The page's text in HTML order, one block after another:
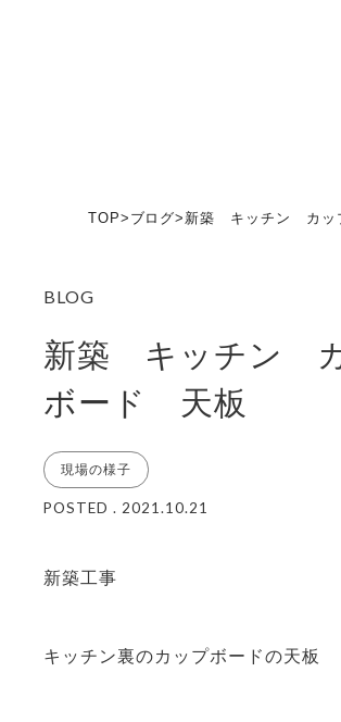
TOP> ブログ> 新築 キッチン カッ
新築 キッチン
ボード 天板
現場の様子
POSTED . 2021.10.21
新築工事
キッチン裏のカップボードの天板